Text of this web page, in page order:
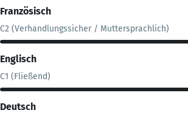
Französisch
C2 (Verhandlungssicher / Muttersprachlich)
Englisch
C1 (Fließend)
Deutsch